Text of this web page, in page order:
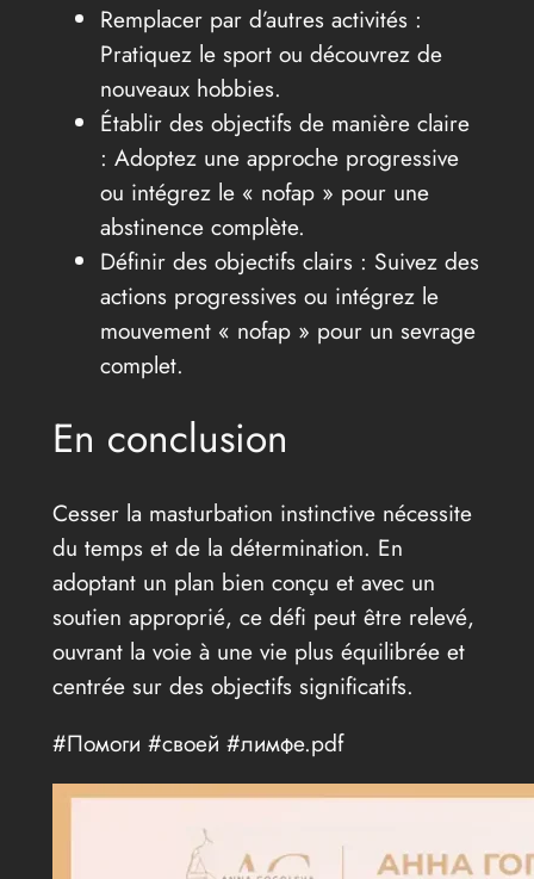
Remplacer par d’autres activités :
Pratiquez le sport ou découvrez de
nouveaux hobbies.
Établir des objectifs de manière claire
: Adoptez une approche progressive
ou intégrez le « nofap » pour une
abstinence complète.
Définir des objectifs clairs : Suivez des
actions progressives ou intégrez le
mouvement « nofap » pour un sevrage
complet.
En conclusion
Cesser la masturbation instinctive nécessite
du temps et de la détermination. En
adoptant un plan bien conçu et avec un
soutien approprié, ce défi peut être relevé,
ouvrant la voie à une vie plus équilibrée et
centrée sur des objectifs significatifs.
#Помоги #своей #лимфе.pdf